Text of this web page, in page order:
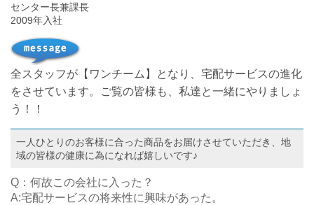
センター長兼課長
2009年入社
全スタッフが【ワンチーム】となり、宅配サービスの進化
をさせています。ご覧の皆様も、私達と一緒にやりましょ
う！！
一人ひとりのお客様に合った商品をお届けさせていただき、地
域の皆様の健康に為になれば嬉しいです♪
Q：何故この会社に入った？
A:宅配サービスの将来性に興味があった。